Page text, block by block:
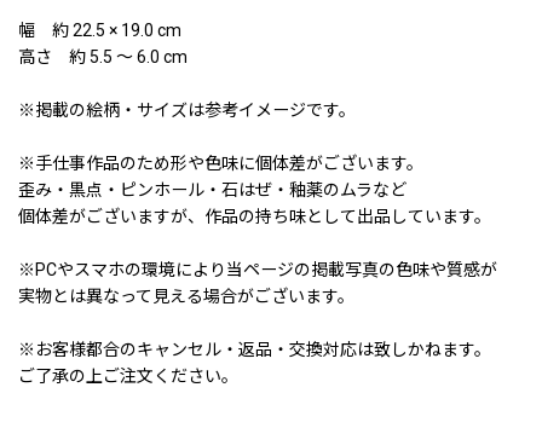
幅 約 22.5 × 19.0 cm
高さ 約 5.5 〜 6.0 cm
※掲載の絵柄・サイズは参考イメージです。
※手仕事作品のため形や色味に個体差がございます。
歪み・黒点・ピンホール・石はぜ・釉薬のムラなど
個体差がございますが、作品の持ち味として出品しています。
※PCやスマホの環境により当ページの掲載写真の色味や質感が
実物とは異なって見える場合がございます。
※お客様都合のキャンセル・返品・交換対応は致しかねます。
ご了承の上ご注文ください。